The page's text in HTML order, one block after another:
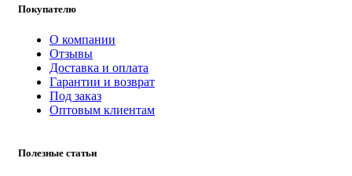
Покупателю
О компании
Отзывы
Доставка и оплата
Гарантии и возврат
Под заказ
Оптовым клиентам
Полезные статьи